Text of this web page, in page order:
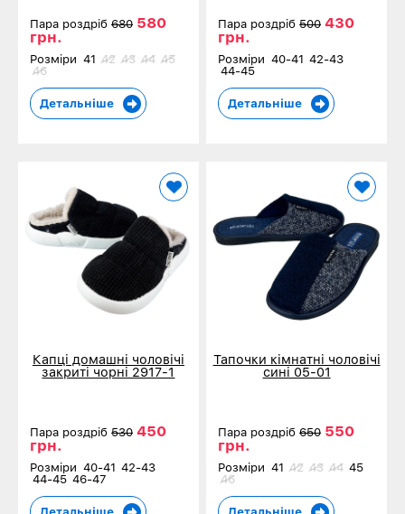
Пара роздріб 680 580
грн.
Розміри 41 42 43 44 45
46
Детальніше
Пара роздріб500 430
грн.
Розміри 40-41 42-43
44-45
Детальніше
Капці домашні чоловічі
закриті чорні 2917-1
Пара роздріб 530 450
грн.
Розміри 40-41 42-43
44-45 46-47
Тапочки кімнатні чоловічі
сині 05-01
Пара роздріб650 550
грн.
Розміри 41 42 43 44 45
46